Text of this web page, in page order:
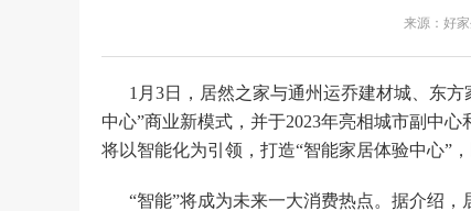
来源：好
1月3日，居然之家与通州运乔建材城、东
中心”商业新模式，并于2023年亮相城市副中
将以智能化为引领，打造“智能家居体验中心”
“智能”将成为未来一大消费热点。据介绍